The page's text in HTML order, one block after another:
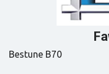
Bestune B70